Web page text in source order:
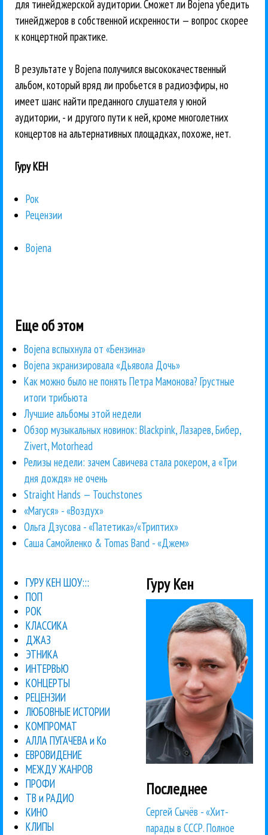
для тинейджерской аудитории. Сможет ли Bojena убедить
тинейджеров в собственной искренности — вопрос скорее
к концертной практике.
В результате у Bojena получился высококачественный
альбом, который вряд ли пробьется в радиоэфиры, но
имеет шанс найти преданного слушателя у юной
аудитории, - и другого пути к ней, кроме многолетних
концертов на альтернативных площадках, похоже, нет.
Гуру КЕН
Рок
Рецензии
Bojena
Еще об этом
Bojena вспыхнула от «Бензина»
Bojena экранизировала «Дьявола Дочь»
Как можно было не понять Петра Мамонова? Грустные
итоги трибьюта
Лучшие альбомы этой недели
Обзор музыкальных новинок: Blackpink, Лазарев, Бибер,
Zivert, Motorhead
Релизы недели: зачем Савичева стала рокером, а «Три
дня дождя» не очень
Straight Hands — Touchstones
«Маrуся» - «Воздух»
Ольга Дзусова - «Патетика»/«Триптих»
Саша Самойленко & Tomas Band - «Джем»
ГУРУ КЕН ШОУ:::
ПОП
РОК
КЛАССИКА
ДЖАЗ
ЭТНИКА
ИНТЕРВЬЮ
КОНЦЕРТЫ
РЕЦЕНЗИИ
ЛЮБОВНЫЕ ИСТОРИИ
КОМПРОМАТ
АЛЛА ПУГАЧЕВА и Ко
ЕВРОВИДЕНИЕ
МЕЖДУ ЖАНРОВ
ПРОФИ
ТВ и РАДИО
КИНО
КЛИПЫ
Гуру Кен
Последнее
Сергей Сычёв - «Хит-
парады в СССР. Полное